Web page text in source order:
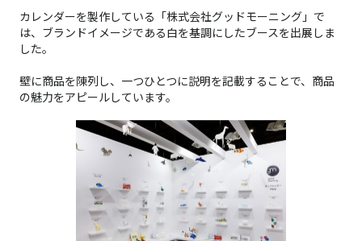
​​​​​​​カレンダーを製作している「株式会社グッドモーニング」で
は、ブランドイメージである白を基調にしたブースを出展しま
した。​​​​​​​
壁に商品を陳列し、一つひとつに説明を記載することで、商品
の魅力をアピールしています。